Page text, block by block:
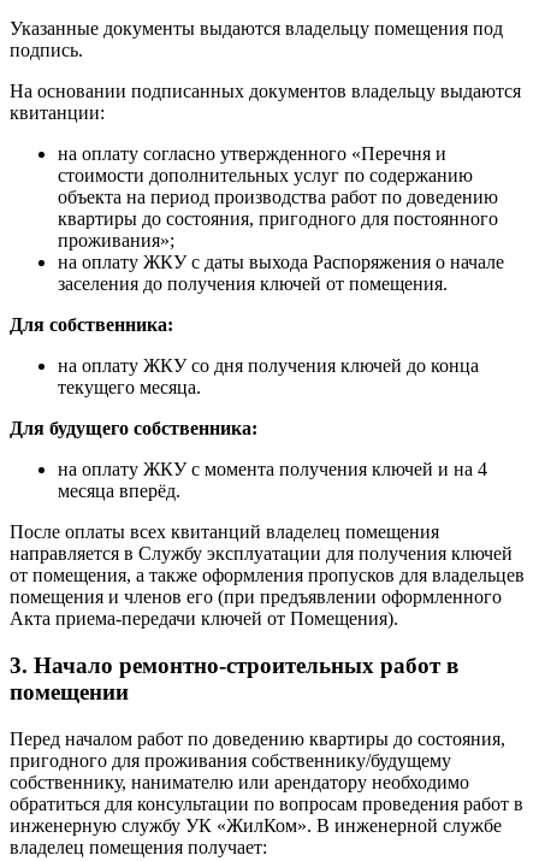
Указанные документы выдаются владельцу помещения под
подпись.
На основании подписанных документов владельцу выдаются
квитанции:
на оплату согласно утвержденного «Перечня и
стоимости дополнительных услуг по содержанию
объекта на период производства работ по доведению
квартиры до состояния, пригодного для постоянного
проживания»;
на оплату ЖКУ с даты выхода Распоряжения о начале
заселения до получения ключей от помещения.
Для собственника:
на оплату ЖКУ со дня получения ключей до конца
текущего месяца.
Для будущего собственника:
на оплату ЖКУ с момента получения ключей и на 4
месяца вперёд.
После оплаты всех квитанций владелец помещения
направляется в Службу эксплуатации для получения ключей
от помещения, а также оформления пропусков для владельцев
помещения и членов его (при предъявлении оформленного
Акта приема-передачи ключей от Помещения).
3. Начало ремонтно-строительных работ в
помещении
Перед началом работ по доведению квартиры до состояния,
пригодного для проживания собственнику/будущему
собственнику, нанимателю или арендатору необходимо
обратиться для консультации по вопросам проведения работ в
инженерную службу УК «ЖилКом». В инженерной службе
владелец помещения получает: